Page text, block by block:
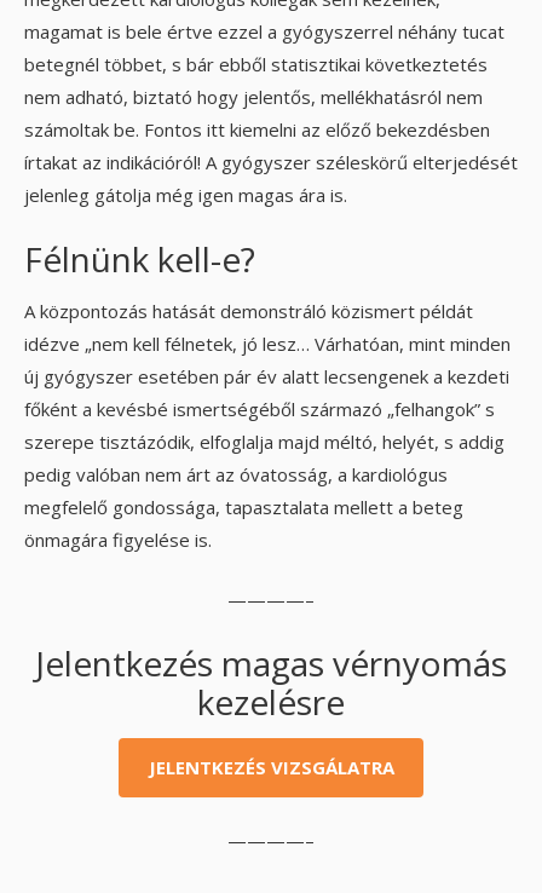
magamat is bele értve ezzel a gyógyszerrel néhány tucat
betegnél többet, s bár ebből statisztikai következtetés
nem adható, biztató hogy jelentős, mellékhatásról nem
számoltak be. Fontos itt kiemelni az előző bekezdésben
írtakat az indikációról! A gyógyszer széleskörű elterjedését
jelenleg gátolja még igen magas ára is.
Félnünk kell-e?
A központozás hatását demonstráló közismert példát
idézve „nem kell félnetek, jó lesz… Várhatóan, mint minden
új gyógyszer esetében pár év alatt lecsengenek a kezdeti
főként a kevésbé ismertségéből származó „felhangok” s
szerepe tisztázódik, elfoglalja majd méltó, helyét, s addig
pedig valóban nem árt az óvatosság, a kardiológus
megfelelő gondossága, tapasztalata mellett a beteg
önmagára figyelése is.
————–
Jelentkezés magas vérnyomás
kezelésre
JELENTKEZÉS VIZSGÁLATRA
————–